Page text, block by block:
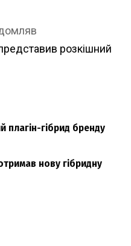
розкішний
плагін-гібрид бренду
нову гібридну